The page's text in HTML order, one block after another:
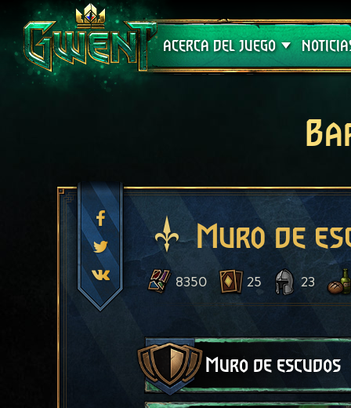
ACERCA DEL JUEGO
Soporte técnico
Muro de
8350 25 23
Muro de escudos